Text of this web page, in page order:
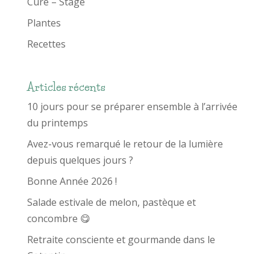
Plantes
Recettes
Articles récents
10 jours pour se préparer ensemble à l’arrivée
du printemps
Avez-vous remarqué le retour de la lumière
depuis quelques jours ?
Bonne Année 2026 !
Salade estivale de melon, pastèque et
concombre 😋
Retraite consciente et gourmande dans le